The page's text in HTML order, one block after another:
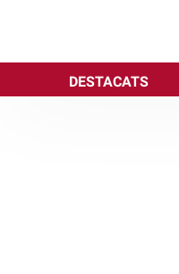
DESTACATS